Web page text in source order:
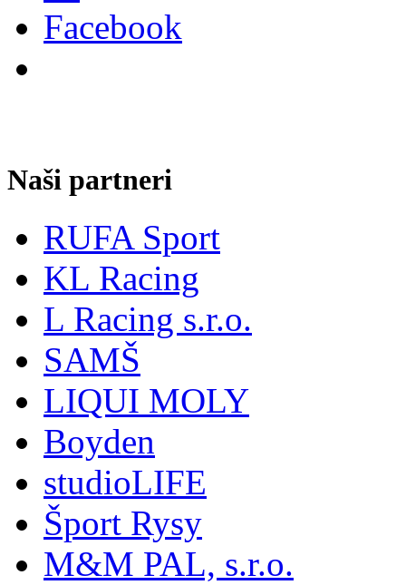
Naši partneri
RUFA Sport
KL Racing
L Racing s.r.o.
SAMŠ
LIQUI MOLY
Boyden
studioLIFE
Šport Rysy
M&M PAL, s.r.o.